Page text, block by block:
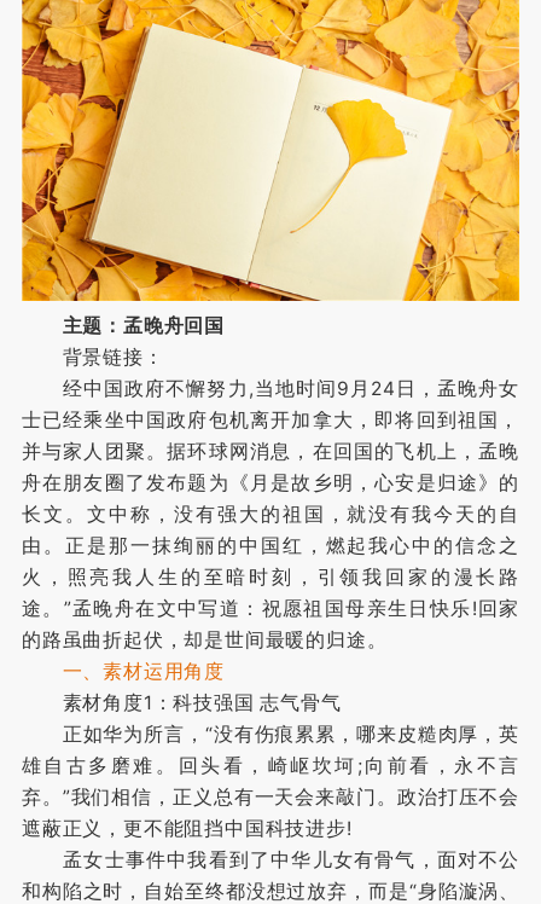
主题：孟晚舟回国
背景链接：
经中国政府不懈努力,当地时间9月24日，孟晚舟女
士已经乘坐中国政府包机离开加拿大，即将回到祖国，
并与家人团聚。据环球网消息，在回国的飞机上，孟晚
舟在朋友圈了发布题为《月是故乡明，心安是归途》的
长文。文中称，没有强大的祖国，就没有我今天的自
由。正是那一抹绚丽的中国红，燃起我心中的信念之
火，照亮我人生的至暗时刻，引领我回家的漫长路
途。”孟晚舟在文中写道：祝愿祖国母亲生日快乐!回家
的路虽曲折起伏，却是世间最暖的归途。
一、素材运用角度
素材角度1：科技强国 志气骨气
正如华为所言，“没有伤痕累累，哪来皮糙肉厚，英
雄自古多磨难。回头看，崎岖坎坷;向前看，永不言
弃。”我们相信，正义总有一天会来敲门。政治打压不会
遮蔽正义，更不能阻挡中国科技进步!
孟女士事件中我看到了中华儿女有骨气，面对不公
和构陷之时，自始至终都没想过放弃，而是“身陷漩涡、